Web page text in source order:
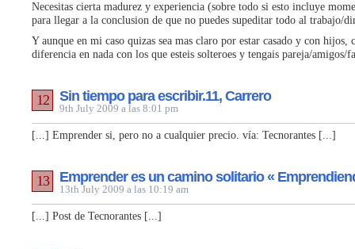
Necesitas cierta madurez y experiencia (sobre todo si esto incluye
para llegar a la conclusion de que no puedes supeditar todo al trabajo/
Y aunque en mi caso quizas sea mas claro por estar casado y con hijos,
diferencia en nada con los que esteis solteroes y tengais pareja/amigos/
Sin tiempo para escribir.11, Carrero
9th July 2009 a las 8:01 pm
12
[...] Emprender si, pero no a cualquier precio. vía: Tecnorantes [...]
Emprender es un camino solitario «
13th July 2009 a las 10:19 am
13
[...] Post de Tecnorantes [...]